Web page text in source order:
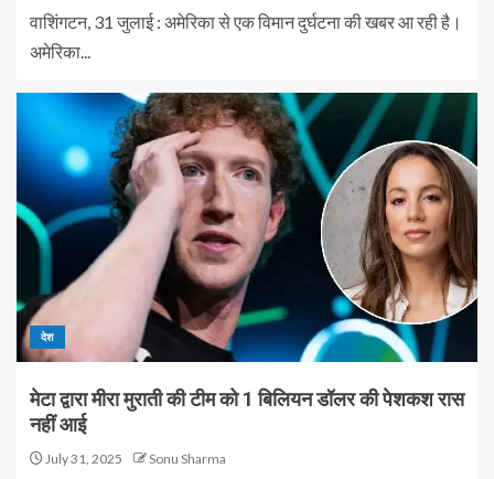
वाशिंगटन, 31 जुलाई : अमेरिका से एक विमान दुर्घटना की खबर आ रही है।
अमेरिका...
देश
मेटा द्वारा मीरा मुराती की टीम को 1 बिलियन डॉलर की पेशकश रास
नहीं आई
July 31, 2025 Sonu Sharma